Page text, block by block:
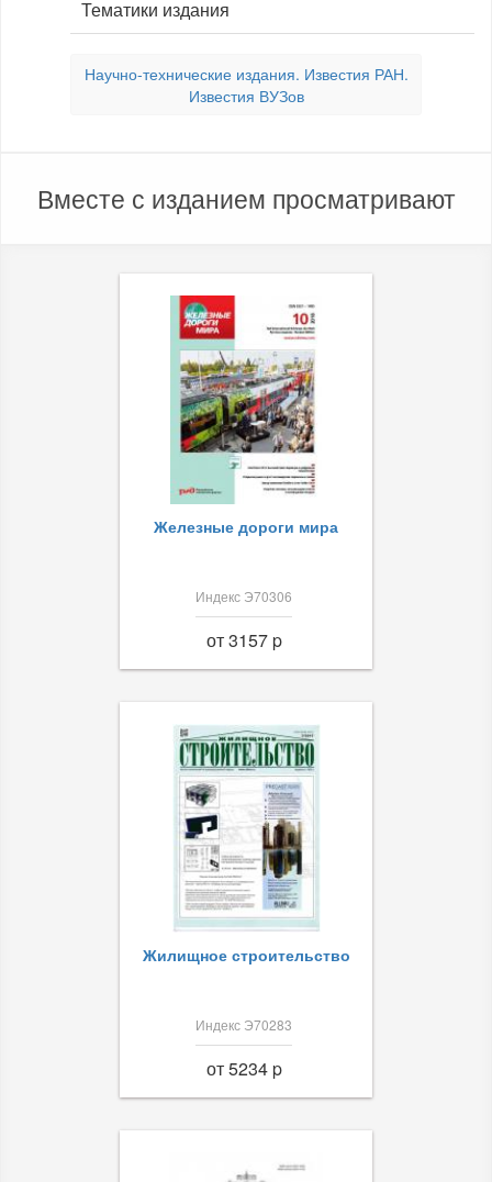
Тематики издания
Научно-технические издания. Известия РАН.
Известия ВУЗов
Вместе с изданием просматривают
Железные дороги мира
Индекс Э70306
от 3157 p
Жилищное строительство
Индекс Э70283
от 5234 p